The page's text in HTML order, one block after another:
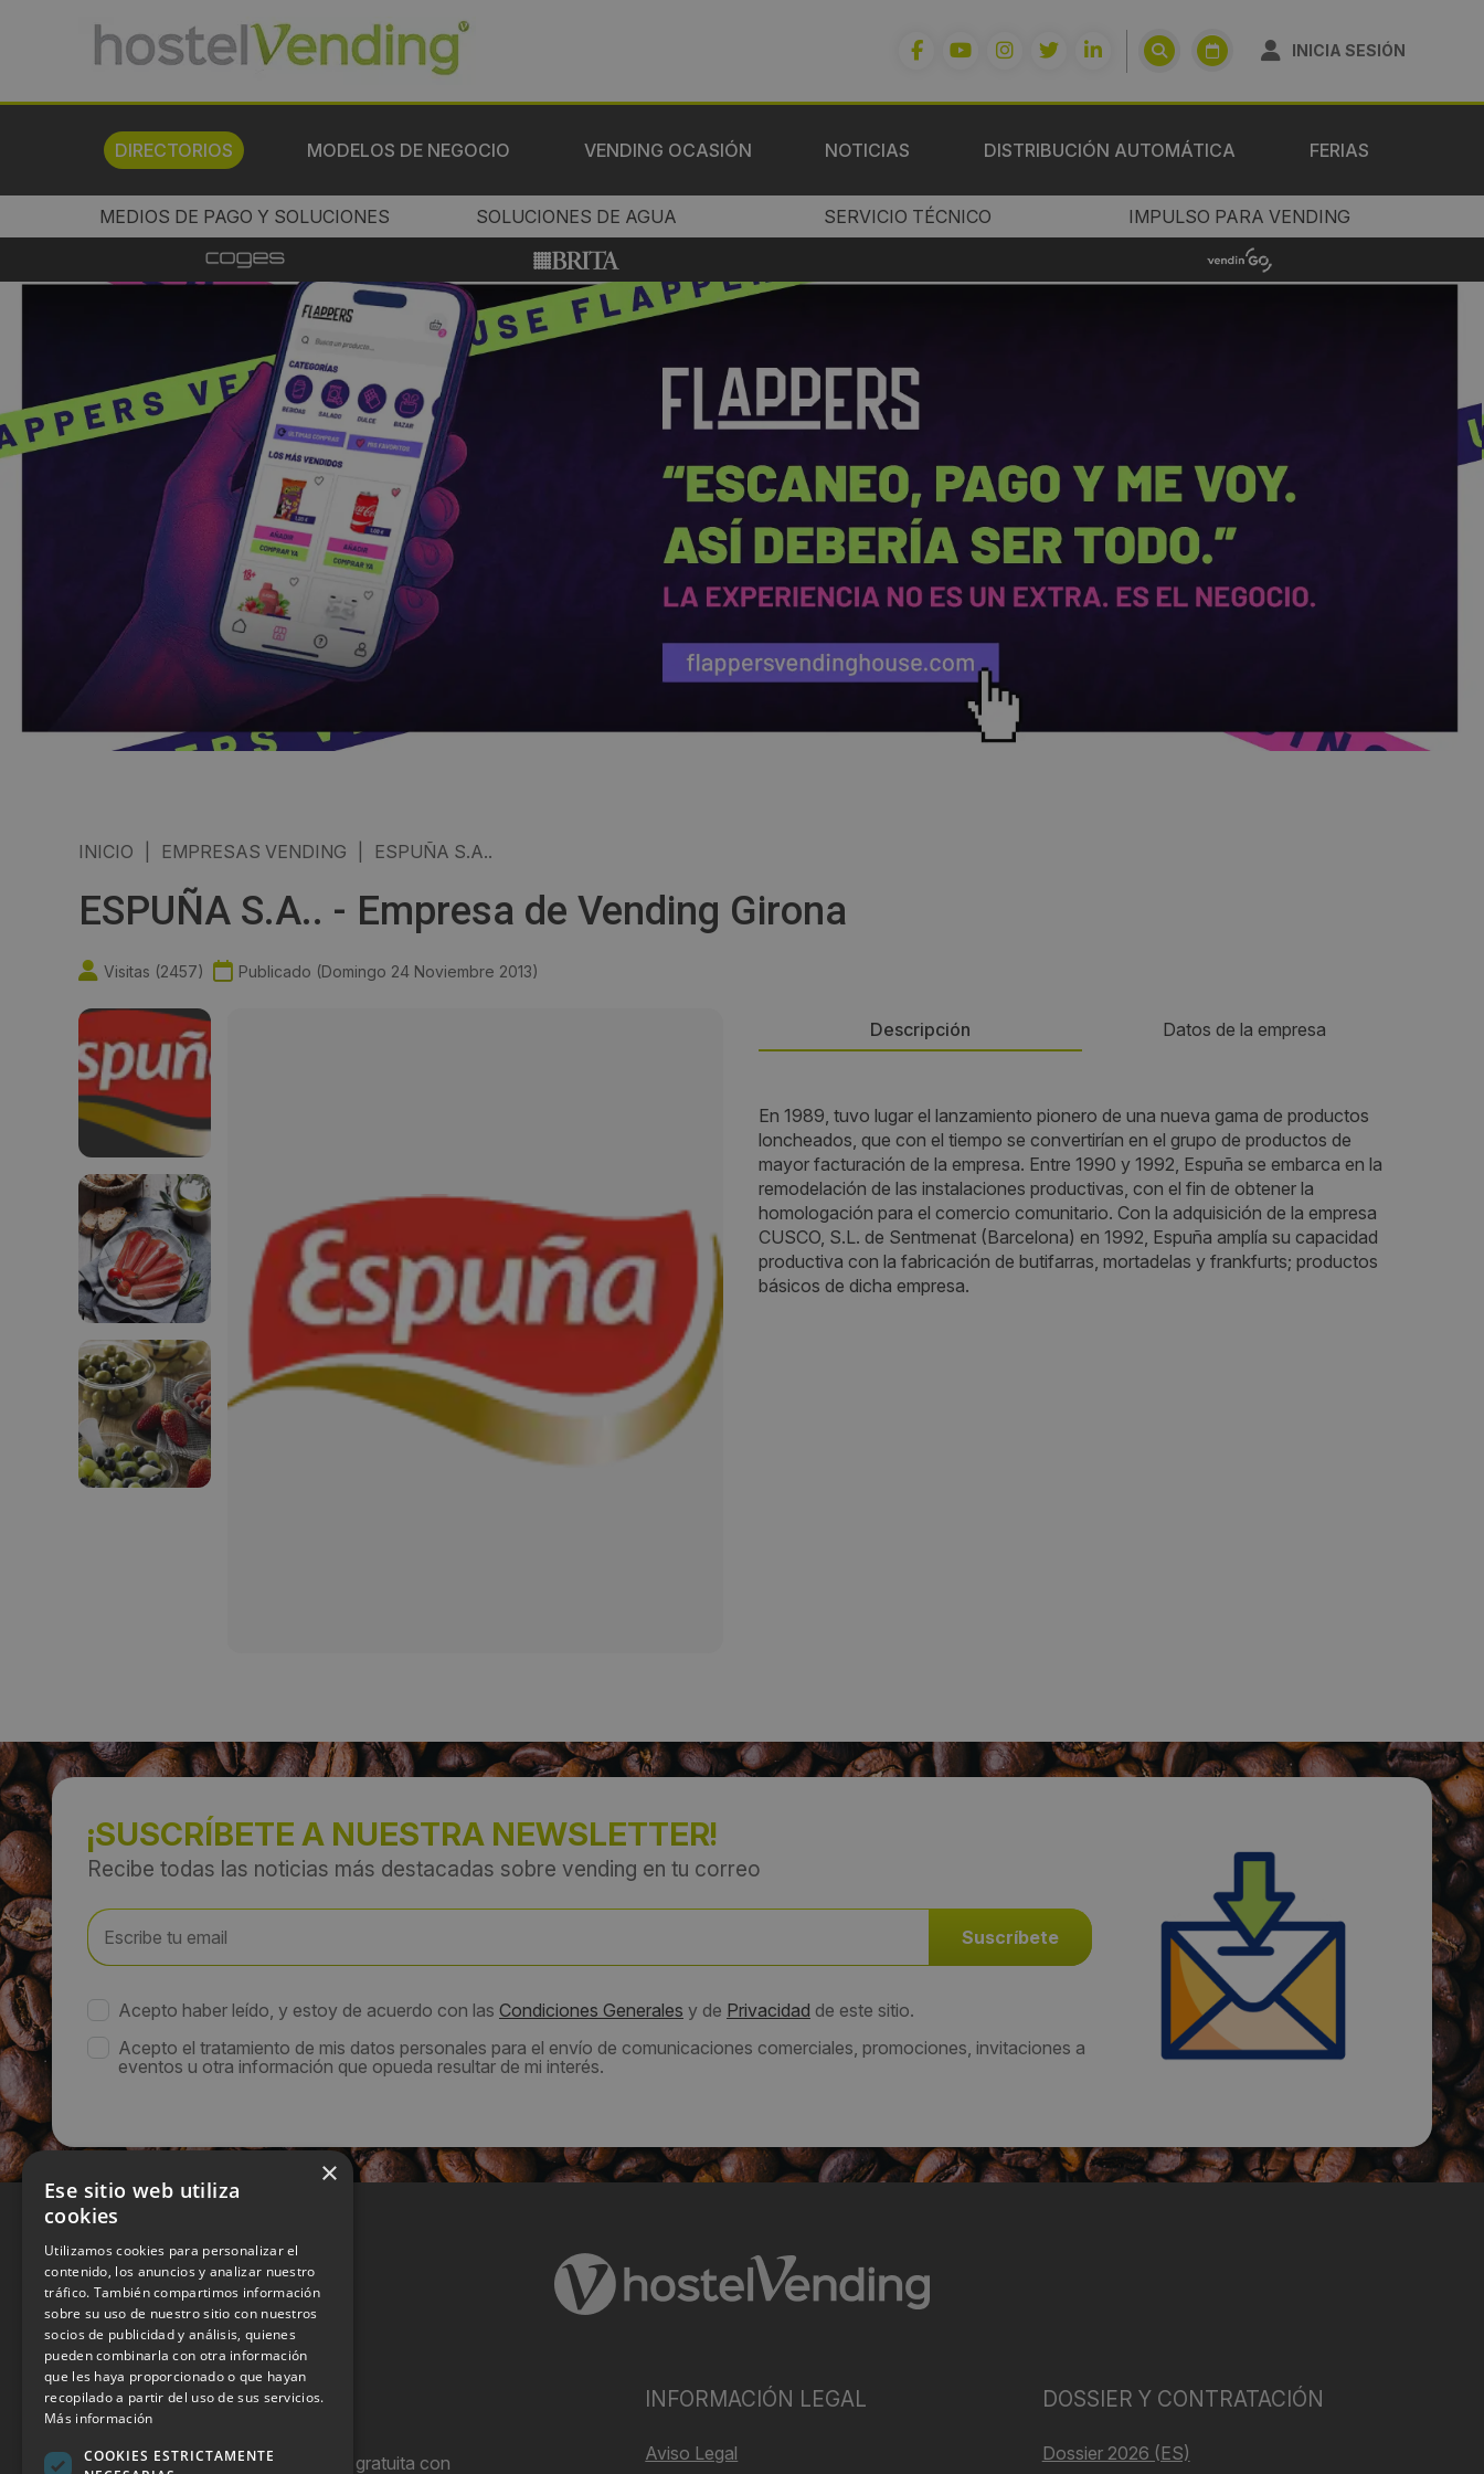
INICIA SESIÓN
DIRECTORIOS MODELOS DE NEGOCIO VENDING OCASIÓN NOTICIAS DISTRIBUCIÓN AUTOMÁTICA FERIAS
MEDIOS DE PAGO Y SOLUCIONES SOLUCIONES DE AGUA SERVICIO TÉCNICO IMPULSO PARA VENDING
INICIO EMPRESAS VENDING ESPUÑA S.A..
ESPUÑA S.A.. - Empresa de Vending Girona
Visitas (2457) Publicado (Domingo 24 Noviembre 2013)
Descripción Datos de la empresa
En 1989, tuvo lugar el lanzamiento pionero de una nueva gama de productos
loncheados, que con el tiempo se convertirían en el grupo de productos de
mayor facturación de la empresa. Entre 1990 y 1992, Espuña se embarca en la
remodelación de las instalaciones productivas, con el fin de obtener la
homologación para el comercio comunitario. Con la adquisición de la empresa
CUSCO, S.L. de Sentmenat (Barcelona) en 1992, Espuña amplía su capacidad
productiva con la fabricación de butifarras, mortadelas y frankfurts; productos
básicos de dicha empresa.
Dirección:
C. Mestre Turina, 39-41
Localidad:
Olot
972270650
Email:
ollorente@espuna.es
¡SUSCRÍBETE A NUESTRA NEWSLETTER!
Recibe todas las noticias más destacadas sobre vending en tu correo
Acepto haber leído, y estoy de acuerdo con las Condiciones Generales y de Privacidad de este sitio.
Acepto el tratamiento de mis datos personales para el envío de comunicaciones comerciales, promociones, invitaciones a
eventos u otra información que opueda resultar de mi interés.
Hostel Vending es una publicación gratuita con
INFORMACIÓN LEGAL
Aviso Legal
DOSSIER Y CONTRATACIÓN
Dossier 2026 (ES)
×
Ese sitio web utiliza
cookies
Utilizamos cookies para personalizar el
contenido, los anuncios y analizar nuestro
tráfico. También compartimos información
sobre su uso de nuestro sitio con nuestros
socios de publicidad y análisis, quienes
pueden combinarla con otra información
que les haya proporcionado o que hayan
recopilado a partir del uso de sus servicios.
Más información
COOKIES ESTRICTAMENTE